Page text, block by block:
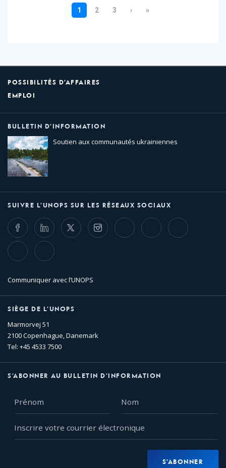
POSSIBILITÉS D’AFFAIRES
EMPLOI
BULLETIN D’INFORMATION
Soutien aux communautés ukrainiennes
SUIVRE L’UNOPS SUR LES RÉSEAUX SOCIAUX
FacebookLinkedIn Twitter InstagramWhatsappBluesky Threads
TikTok Flickr
Communiquer avec l’UNOPS
SIÈGE DE L’UNOPS
Marmorvej 51
2100 Copenhague, Danemark
Tel: +45 4533 7500
S’ABONNER AU BULLETIN D’INFORMATION
votre
S’ABONNER